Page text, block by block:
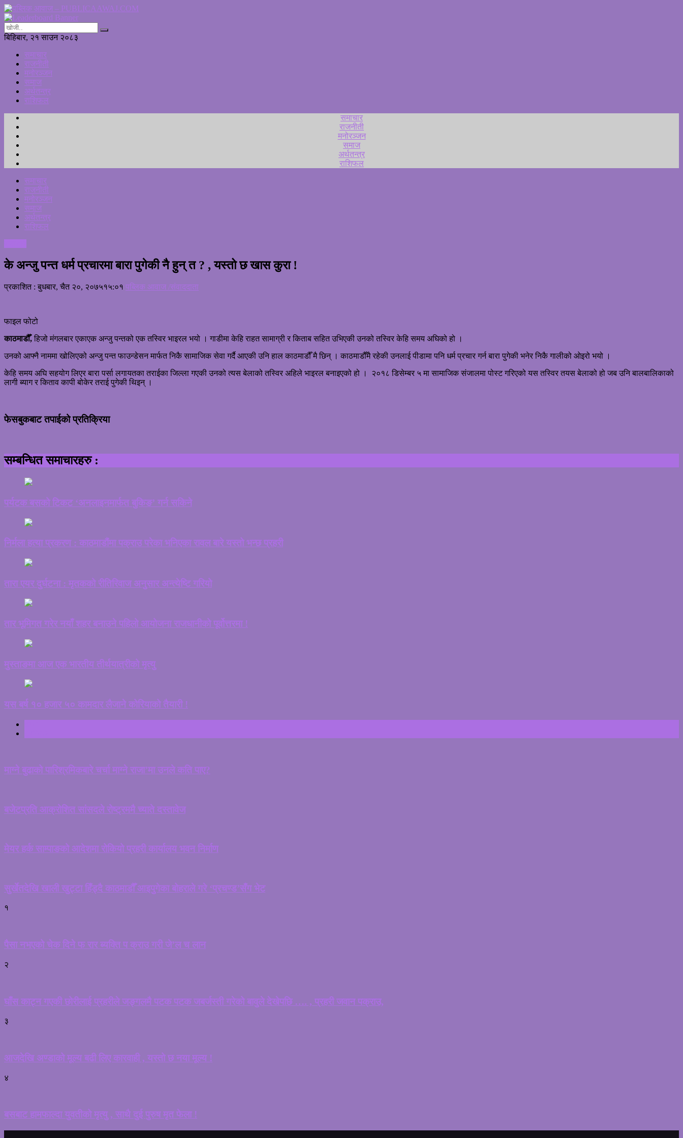
बिहिबार, २१ साउन २०८३
समाचार
राजनीती
मनोरञ्जन
समाज
अर्थतन्त्र
राशिफल
समाचार
राजनीती
मनोरञ्जन
समाज
अर्थतन्त्र
राशिफल
समाचार
राजनीती
मनोरञ्जन
समाज
अर्थतन्त्र
राशिफल
के अन्जु पन्त धर्म प्रचारमा बारा पुगेकी नै हुन् त ? , यस्तो छ खास कुरा !
प्रकाशित : बुधबार, चैत २०, २०७५१५:०१ पब्लिक आवाज /संवाददाता
फाइल फोटो
काठमाडौँ,हिजो मंगलबार एकाएक अन्जु पन्तको एक तस्विर भाइरल भयो । गाडीमा केहि राहत सामाग्री र किताब सहित उभिएकी उनको तस्विर केहि समय अघिको हो ।
उनको आफ्नै नाममा खोलिएको अन्जु पन्त फाउन्डेसन मार्फत निकै सामाजिक सेवा गर्दै आएकी उनि हाल काठमाडौँ मै छिन् । काठमाडौँमै रहेकी उनलाई पीडामा पनि धर्म प्रचार गर्न बारा पुगेकी भनेर निकै गालीको ओइरो भयो ।
केहि समय अघि सहयोग लिएर बारा पर्सा लगायतका तराईका जिल्ला गएकी उनको त्यस बेलाको तस्विर अहिले भाइरल बनाइएको हो । २०१८ डिसेम्बर ५ मा सामाजिक संजालमा पोस्ट गरिएको यस तस्विर तयस बेलाको हो जब उनि बालबालिकाको
लागी ब्याग र किताव कापी बोकेर तराई पुगेकी थिइन् ।
फेसबुकबाट तपाईको प्रतिक्रिया
सम्बन्धित समाचारहरु :
पर्यटक बसको टिकट ‘अनलाइनमार्फत बुकिङ’ गर्न सकिने
निर्मला हत्या प्रकरण : काठमाडौंमा पक्राउ परेका भनिएका रावल बारे यस्तो भन्छ प्रहरी
तारा एयर दुर्घटना : मृतकको रीतिरिवाज अनुसार अन्त्येष्टि गरियो
तार भूमिगत गरेर नयाँ शहर बनाउने पहिलो आयोजना राजधानीको पूर्वोत्तरमा !
मुस्ताङमा आज एक भारतीय तीर्थयात्रीको मृत्यु
यस बर्ष १० हजार ५० कामदार लैजाने कोरियाको तैयारी !
माग्ने बुढाको पारिश्रमिकबारे चर्चा माग्ने राजा’मा उनले कति पाए?
बजेटप्रति आक्रोशित सांसदले रोष्ट्रममै च्याते दस्तावेज
मेयर हर्क साम्पाङको आदेशमा रोकियो प्रहरी कार्यालय भवन निर्माण
सुर्खेतदेखि खाली खुट्टा हिँड्दै काठमाडौँ आइपुगेका बोहराले गरे ‘प्रचण्ड’सँग भेट
१
पैसा नभएको चेक दिने फ रार ब्यक्ति प क्राउ गरी जे’ल च लान
२
घाँस काट्न गएकी छोरीलाई प्रहरीले जङ्गलमै पटक पटक जबर्जस्ती गरेको बावुले देखेपछि …. , प्रहरी जवान पक्राउ,
३
आजदेखि अण्डाको मूल्य बढी लिए कारवाही , यस्तो छ नया मूल्य !
४
बसबाट हामफाल्दा युवतीको मृत्यु , साथै दुई पुरुष मृत फेला !